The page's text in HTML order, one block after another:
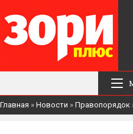
Главная » Новости » Правопорядок